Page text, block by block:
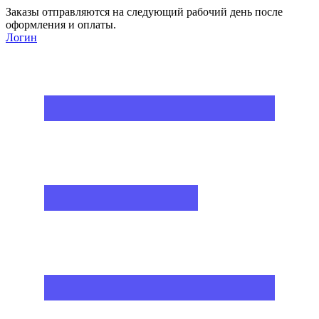
Заказы отправляются на следующий рабочий день после
оформления и оплаты.
Логин